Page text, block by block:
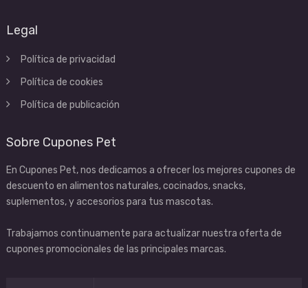
Legal
Política de privacidad
Política de cookies
Política de publicación
Sobre Cupones Pet
En Cupones Pet, nos dedicamos a ofrecer los mejores cupones de
descuento en alimentos naturales, cocinados, snacks,
suplementos, y accesorios para tus mascotas.
Trabajamos continuamente para actualizar nuestra oferta de
cupones promocionales de las principales marcas.